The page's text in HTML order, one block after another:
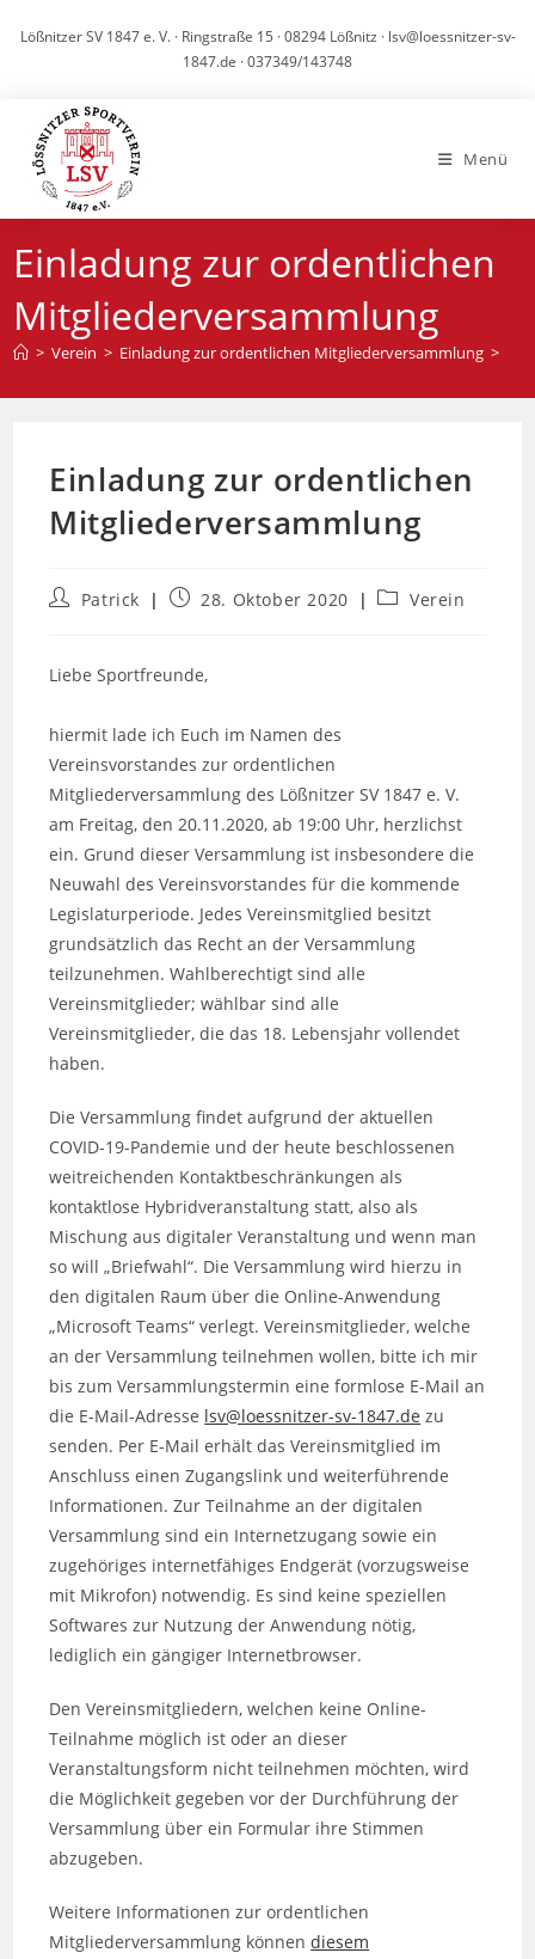
InhaltLößnitzer SV 1847 e. V. · Ringstraße 15 · 08294 Lößnitz · lsv@loessnitzer-sv-
1847.de · 037349/143748
Menü
Einladung zur ordentlichen
Mitgliederversammlung
> Verein > Einladung zur ordentlichen Mitgliederversammlung >
Einladung zur ordentlichen
Mitgliederversammlung
Beitrags-
Patrick
Beitrag28. Oktober 2020
Beitrags-
Verein
Liebe Sportfreunde,
hiermit lade ich Euch im Namen des
Vereinsvorstandes zur ordentlichen
Mitgliederversammlung des Lößnitzer SV 1847 e. V.
am Freitag, den 20.11.2020, ab 19:00 Uhr, herzlichst
ein. Grund dieser Versammlung ist insbesondere die
Neuwahl des Vereinsvorstandes für die kommende
Legislaturperiode. Jedes Vereinsmitglied besitzt
grundsätzlich das Recht an der Versammlung
teilzunehmen. Wahlberechtigt sind alle
Vereinsmitglieder; wählbar sind alle
Vereinsmitglieder, die das 18. Lebensjahr vollendet
haben.
Die Versammlung findet aufgrund der aktuellen
COVID-19-Pandemie und der heute beschlossenen
weitreichenden Kontaktbeschränkungen als
kontaktlose Hybridveranstaltung statt, also als
Mischung aus digitaler Veranstaltung und wenn man
so will „Briefwahl“. Die Versammlung wird hierzu in
den digitalen Raum über die Online-Anwendung
„Microsoft Teams“ verlegt. Vereinsmitglieder, welche
an der Versammlung teilnehmen wollen, bitte ich mir
bis zum Versammlungstermin eine formlose E-Mail an
die E-Mail-Adresse lsv@loessnitzer-sv-1847.de zu
senden. Per E-Mail erhält das Vereinsmitglied im
Anschluss einen Zugangslink und weiterführende
Informationen. Zur Teilnahme an der digitalen
Versammlung sind ein Internetzugang sowie ein
zugehöriges internetfähiges Endgerät (vorzugsweise
mit Mikrofon) notwendig. Es sind keine speziellen
Softwares zur Nutzung der Anwendung nötig,
lediglich ein gängiger Internetbrowser.
Den Vereinsmitgliedern, welchen keine Online-
Teilnahme möglich ist oder an dieser
Veranstaltungsform nicht teilnehmen möchten, wird
die Möglichkeit gegeben vor der Durchführung der
Versammlung über ein Formular ihre Stimmen
abzugeben.
Weitere Informationen zur ordentlichen
Mitgliederversammlung könnendiesem